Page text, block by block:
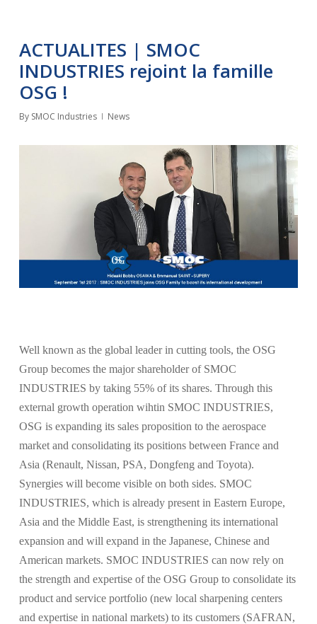
ACTUALITES | SMOC
INDUSTRIES rejoint la famille
OSG !
By SMOC Industries News
Well known as the global leader in cutting tools, the OSG
Group becomes the major shareholder of SMOC
INDUSTRIES by taking 55% of its shares. Through this
external growth operation wihtin SMOC INDUSTRIES,
OSG is expanding its sales proposition to the aerospace
market and consolidating its positions between France and
Asia (Renault, Nissan, PSA, Dongfeng and Toyota).
Synergies will become visible on both sides. SMOC
INDUSTRIES, which is already present in Eastern Europe,
Asia and the Middle East, is strengthening its international
expansion and will expand in the Japanese, Chinese and
American markets. SMOC INDUSTRIES can now rely on
the strength and expertise of the OSG Group to consolidate its
product and service portfolio (new local sharpening centers
and expertise in national markets) to its customers (SAFRAN,